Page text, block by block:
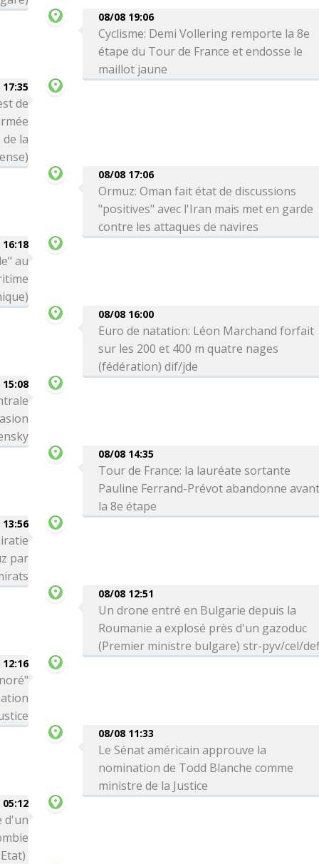
08/08 19:06
Cyclisme: Demi Vollering remporte la 8e
étape du Tour de France et endosse le
maillot jaune
de
la
08/08 17:06
Ormuz: Oman fait état de discussions
"positives" avec l'Iran mais met en garde
contre les attaques de navires
au
08/08 16:00
Euro de natation: Léon Marchand forfait
sur les 200 et 400 m quatre nages
(fédération) dif/jde
08/08 14:35
Tour de France: la lauréate sortante
Pauline Ferrand-Prévot abandonne
la 8e étape
par
08/08 12:51
Un drone entré en Bulgarie depuis la
Roumanie a explosé près d'un gazoduc
(Premier ministre bulgare) str-pyv/cel/
08/08 11:33
Le Sénat américain approuve la
nomination de Todd Blanche comme
ministre de la Justice
d'un